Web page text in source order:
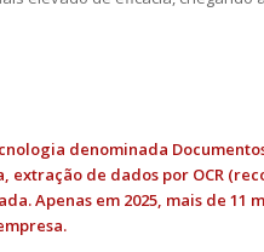
denominada
extração de dados por OCR
Apenas em 2025, mais de 11